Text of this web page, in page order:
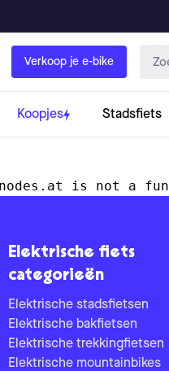
Verkoop je e-bike
Koopjes Stadsfiets
is not a
Elektrische fiets
categorieën
Elektrische stadsfietsen
Elektrische bakfietsen
Elektrische trekkingfietsen
Elektrische mountainbikes